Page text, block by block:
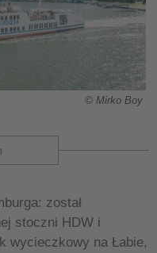
© Mirko Boy
został
stoczni HDW i
wycieczkowy na Łabie,